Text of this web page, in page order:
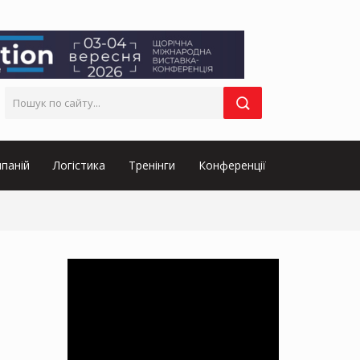
Логістика Тренінги Конференції